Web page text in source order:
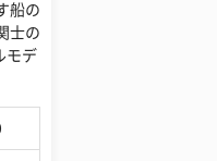
船の
士の
モデ